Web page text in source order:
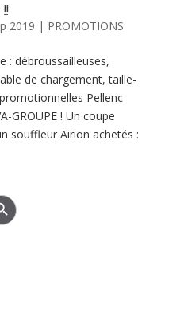
!!
2019 | PROMOTIONS
: débroussailleuses,
de chargement, taille-
Pellenc
GROUPE ! Un coupe
souffleur Airion achetés :